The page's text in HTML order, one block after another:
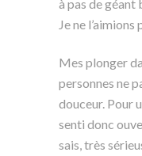
à pas de géant
Je ne l’aimions
Mes plonger
personnes ne
douceur. Pour
senti donc
sais, très